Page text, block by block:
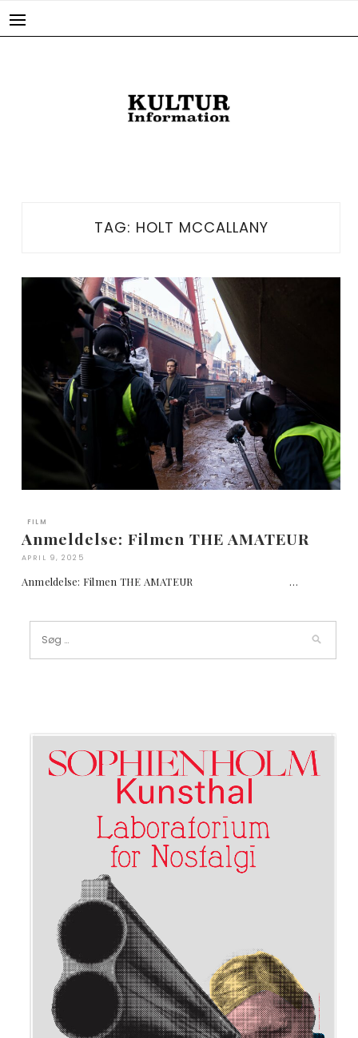
TAG: HOLT MCCALLANY
FILM
Anmeldelse: Filmen THE AMATEUR
APRIL 9, 2025
Anmeldelse: Filmen THE AMATEUR …